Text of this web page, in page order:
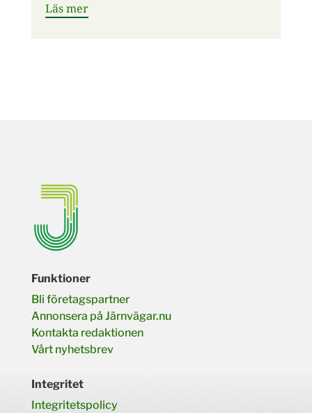
Läs mer
Funktioner
Bli företagspartner
Annonsera på Järnvägar.nu
Kontakta redaktionen
Vårt nyhetsbrev
Integritet
Integritetspolicy